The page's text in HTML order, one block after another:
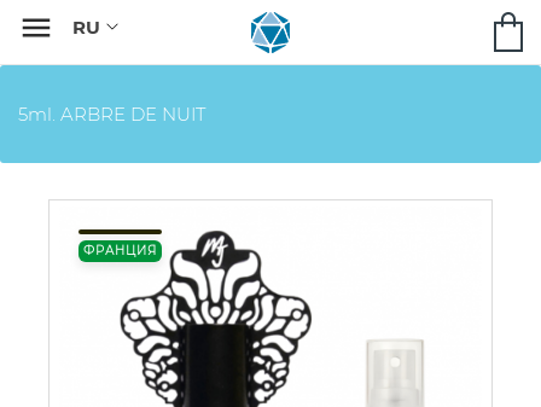

5ml. ARBRE DE NUIT
ФРАНЦИЯ